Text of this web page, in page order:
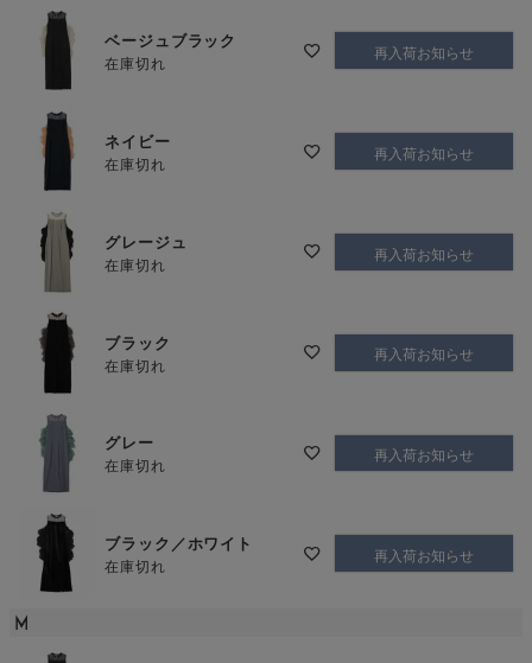
ベージュブラック
在庫切れ 再入荷お知らせ
ネイビー
在庫切れ 再入荷お知らせ
グレージュ
在庫切れ 再入荷お知らせ
ブラック
在庫切れ 再入荷お知らせ
グレー
在庫切れ 再入荷お知らせ
ブラック／ホワイト
在庫切れ 再入荷お知らせ
M